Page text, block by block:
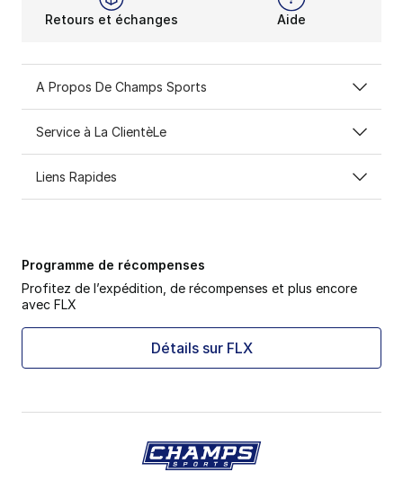
Retours et échanges Aide
A Propos De Champs Sports
Service à La ClientèLe
Liens Rapides
Programme de récompenses
Profitez de l’expédition, de récompenses et plus encore
avec FLX
Détails sur FLX